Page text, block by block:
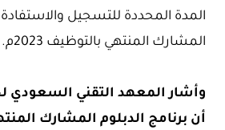
المدة المحددة للتسجيل والاستفادة
المشارك المنتهي بالتوظيف 2023م.
وأشار المعهد التقني السعودي
أن برنامج الدبلوم المشارك